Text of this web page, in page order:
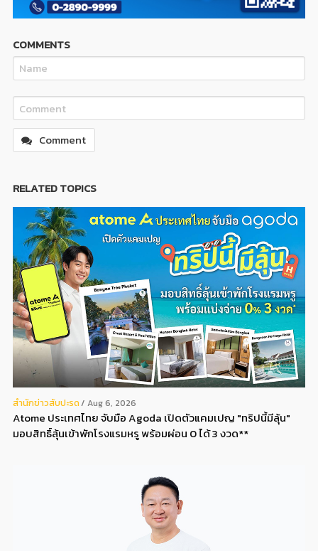
COMMENTS
Comment
RELATED TOPICS
สํานักข่าวสับปะรด Aug 6, 2026
Atome ประเทศไทย จับมือ Agoda เปิดตัวแคมเปญ "ทริปนี้มีลุ้น"
มอบสิทธิ์ลุ้นเข้าพักโรงแรมหรู พร้อมผ่อน 0 ได้ 3 งวด**